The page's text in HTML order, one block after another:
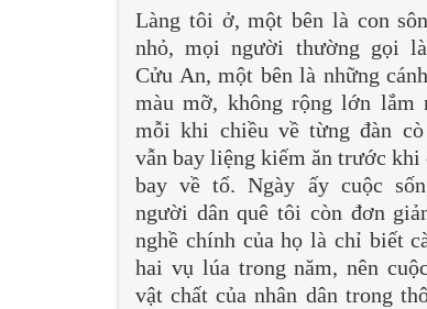
Làng tôi ở, một bên là con
nhỏ, mọi người thường gọi
Cửu An, một bên là những
màu mỡ, không rộng lớn lắm
mỗi khi chiều về từng đàn cò
vẫn bay liệng kiếm ăn trước khi
bay về tổ. Ngày ấy cuộc
người dân quê tôi còn đơn
nghề chính của họ là chỉ biết
hai vụ lúa trong năm, nên
vật chất của nhân dân trong